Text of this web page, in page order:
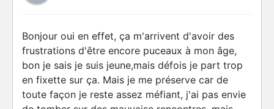
Bonjour oui en effet, ça m'arrivent d'avoir des
frustrations d'être encore puceaux à mon âge,
bon je sais je suis jeune,mais défois je part trop
en fixette sur ça. Mais je me préserve car de
toute façon je reste assez méfiant, j'ai pas envie